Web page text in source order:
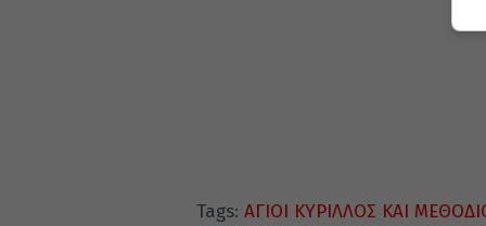
Tags: ΑΓΙΟΙ ΚΥΡΙΛΛΟΣ ΚΑΙ